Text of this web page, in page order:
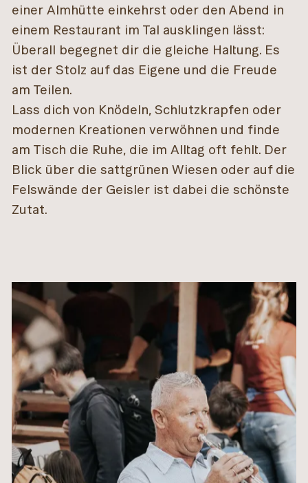
einer Almhütte einkehrst oder den Abend in
einem Restaurant im Tal ausklingen lässt:
Überall begegnet dir die gleiche Haltung. Es
ist der Stolz auf das Eigene und die Freude
am Teilen.
Lass dich von Knödeln, Schlutzkrapfen oder
modernen Kreationen verwöhnen und finde
am Tisch die Ruhe, die im Alltag oft fehlt. Der
Blick über die sattgrünen Wiesen oder auf die
Felswände der Geisler ist dabei die schönste
Zutat.